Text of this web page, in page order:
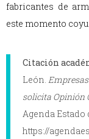
fabricantes de
este momento
Citación
León.
solicita Opinión
Agenda Estado
https://